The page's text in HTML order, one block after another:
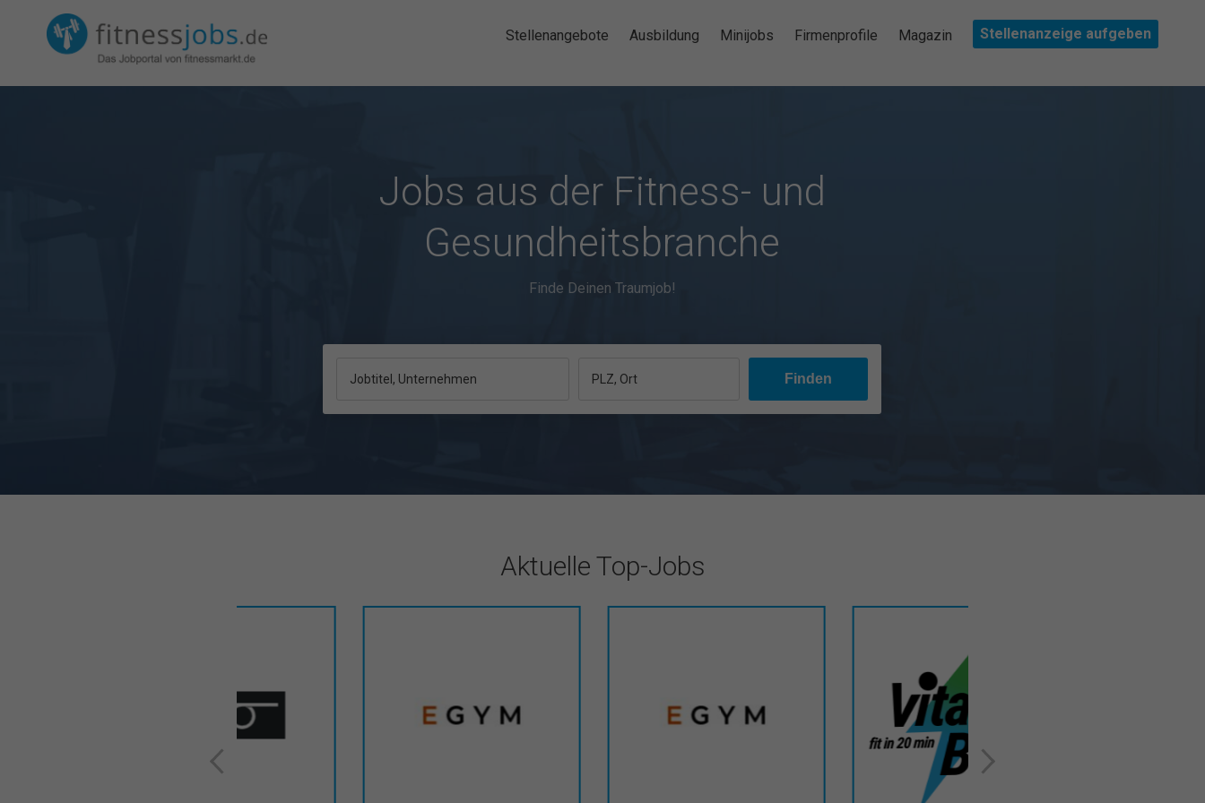
Stellenangebote Ausbildung Minijobs Firmenprofile Magazin Stellenanzeige aufgeben
Jobs aus der Fitness- und
Gesundheitsbranche
Finde Deinen Traumjob!
Jobtitel, Unternehmen PLZ, Ort
Aktuelle Top-Jobs